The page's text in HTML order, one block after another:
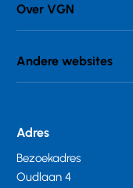
Over VGN
Andere websites
Adres
Bezoekadres
Oudlaan 4